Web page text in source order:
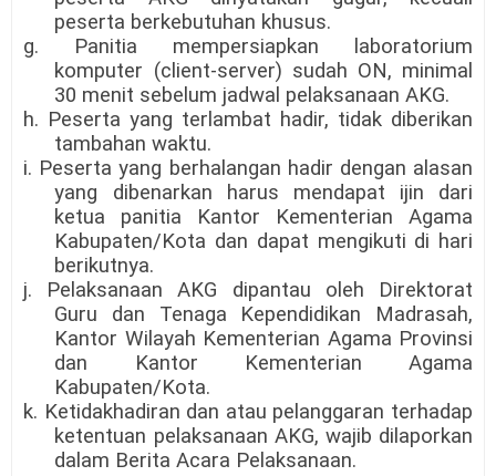
peserta berkebutuhan khusus.
g. Panitia mempersiapkan laboratorium
komputer (client-server) sudah ON, minimal
30 menit sebelum jadwal pelaksanaan AKG.
h. Peserta yang terlambat hadir, tidak diberikan
tambahan waktu.
i. Peserta yang berhalangan hadir dengan alasan
yang dibenarkan harus mendapat ijin dari
ketua panitia Kantor Kementerian Agama
Kabupaten/Kota dan dapat mengikuti di hari
berikutnya.
j. Pelaksanaan AKG dipantau oleh Direktorat
Guru dan Tenaga Kependidikan Madrasah,
Kantor Wilayah Kementerian Agama Provinsi
dan Kantor Kementerian Agama
Kabupaten/Kota.
k. Ketidakhadiran dan atau pelanggaran terhadap
ketentuan pelaksanaan AKG, wajib dilaporkan
dalam Berita Acara Pelaksanaan.